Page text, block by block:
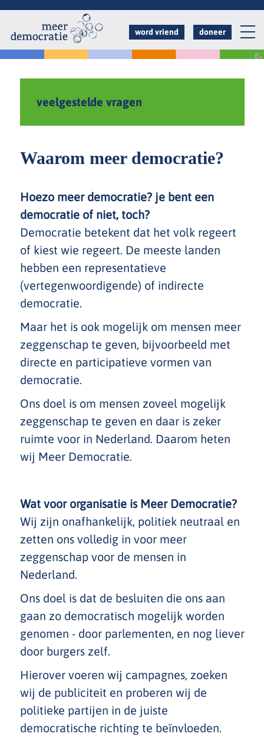
Overslaan
naar
de
inhoud
word vriend doneer
veelgestelde vragen
Waarom meer democratie?
Hoezo meer democratie? je bent een
democratie of niet, toch?
Democratie betekent dat het volk regeert
of kiest wie regeert. De meeste landen
hebben een representatieve
(vertegenwoordigende) of indirecte
democratie.
Maar het is ook mogelijk om mensen meer
zeggenschap te geven, bijvoorbeeld met
directe en participatieve vormen van
democratie.
Ons doel is om mensen zoveel mogelijk
zeggenschap te geven en daar is zeker
ruimte voor in Nederland. Daarom heten
wij Meer Democratie.
Wat voor organisatie is Meer Democratie?
Wij zijn onafhankelijk, politiek neutraal en
zetten ons volledig in voor meer
zeggenschap voor de mensen in
Nederland.
Ons doel is dat de besluiten die ons aan
gaan zo democratisch mogelijk worden
genomen - door parlementen, en nog liever
door burgers zelf.
Hierover voeren wij campagnes, zoeken
wij de publiciteit en proberen wij de
politieke partijen in de juiste
democratische richting te beïnvloeden.